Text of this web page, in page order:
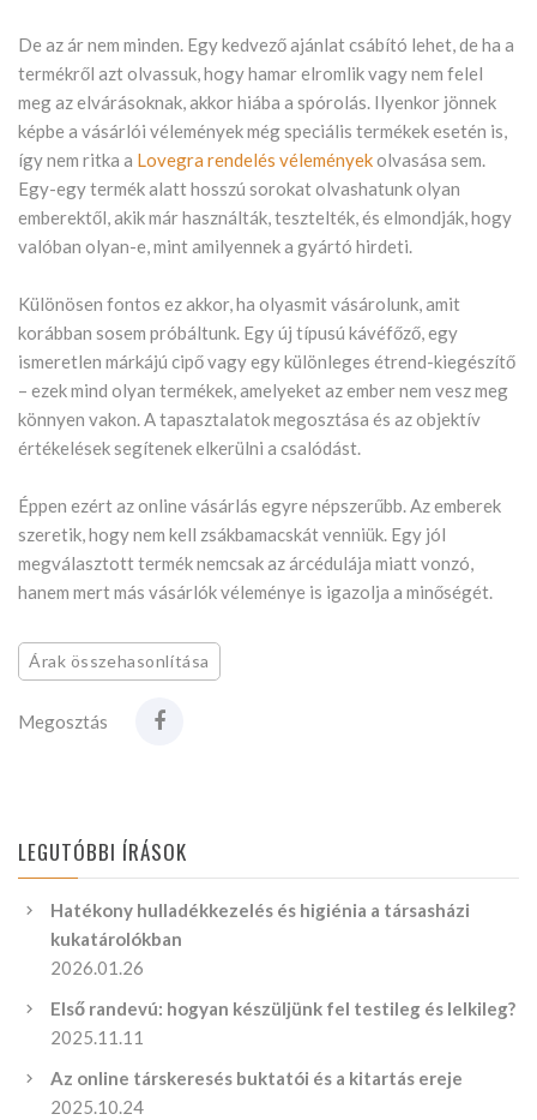
De az ár nem minden. Egy kedvező ajánlat csábító lehet, de ha a
termékről azt olvassuk, hogy hamar elromlik vagy nem felel
meg az elvárásoknak, akkor hiába a spórolás. Ilyenkor jönnek
képbe a vásárlói vélemények még speciális termékek esetén is,
így nem ritka a Lovegra rendelés véleményekolvasása sem.
Egy-egy termék alatt hosszú sorokat olvashatunk olyan
emberektől, akik már használták, tesztelték, és elmondják, hogy
valóban olyan-e, mint amilyennek a gyártó hirdeti.
Különösen fontos ez akkor, ha olyasmit vásárolunk, amit
korábban sosem próbáltunk. Egy új típusú kávéfőző, egy
ismeretlen márkájú cipő vagy egy különleges étrend-kiegészítő
– ezek mind olyan termékek, amelyeket az ember nem vesz meg
könnyen vakon. A tapasztalatok megosztása és az objektív
értékelések segítenek elkerülni a csalódást.
Éppen ezért az online vásárlás egyre népszerűbb. Az emberek
szeretik, hogy nem kell zsákbamacskát venniük. Egy jól
megválasztott termék nemcsak az árcédulája miatt vonzó,
hanem mert más vásárlók véleménye is igazolja a minőségét.
Árak összehasonlítása
Megosztás
LEGUTÓBBI ÍRÁSOK
Hatékony hulladékkezelés és higiénia a társasházi
kukatárolókban
2026.01.26
Első randevú: hogyan készüljünk fel testileg és lelkileg?
2025.11.11
Az online társkeresés buktatói és a kitartás ereje
2025.10.24